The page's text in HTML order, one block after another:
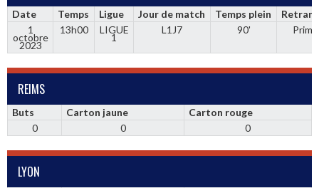
Date Temps Ligue Jour de match Temps plein
1
octobre
2023
13h00 LIGUE
1
L1J7 90'
REIMS
Buts Carton jaune
Carton rouge
0
0 0
LYON